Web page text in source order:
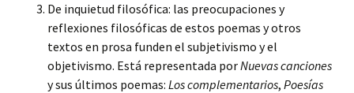
De inquietud filosófica: las preocupaciones y
reflexiones filosóficas de estos poemas y otros
textos en prosa funden el subjetivismo y el
objetivismo. Está representada porNuevas canciones
y sus últimos poemas: Los complementarios, Poesías